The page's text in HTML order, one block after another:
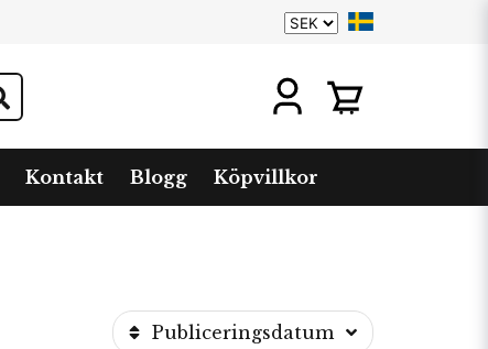
Kontakt Blogg Köpvillkor
Publiceringsdatum